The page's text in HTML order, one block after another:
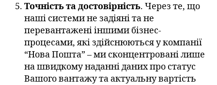
Точність та достовірність. Через те, що
наші системи не задіяні та не
перевантажені іншими бізнес-
процесами, які здійснюються у компанії
“Нова Пошта” – ми сконцентровані лише
на швидкому наданні даних про статус
Вашого вантажу та актуальну вартість